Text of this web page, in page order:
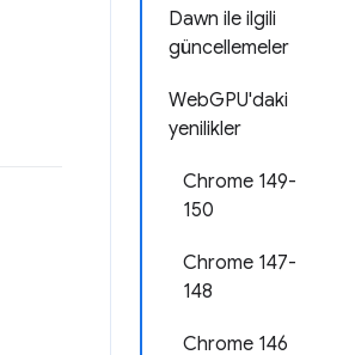
Dawn ile ilgili
güncellemeler
WebGPU'daki
yenilikler
Chrome 149-
150
Chrome 147-
148
Chrome 146